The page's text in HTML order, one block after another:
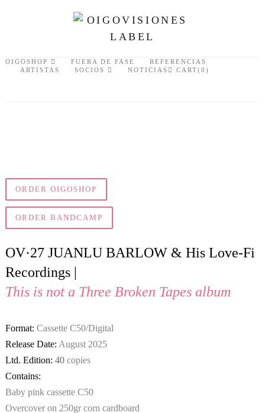
OIGOSHOP FUERA DE FASE
REFERENCIAS
ARTISTAS
SOCIOS NOTICIAS CART(0)
ORDER OIGOSHOP
ORDER BANDCAMP
OV·27 JUANLU BARLOW & His Love-Fi
Recordings |
This is not a Three Broken Tapes album
Format: Cassette C50/Digital
Release Date: August 2025
Ltd. Edition: 40copies
Contains:
Baby pink cassette C50
Overcover on 250gr corn cardboard